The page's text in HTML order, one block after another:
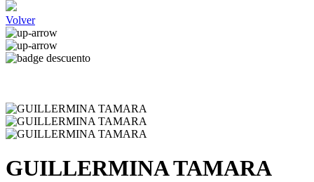
Volver
GUILLERMINA TAMARA